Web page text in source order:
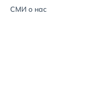
СМИ о нас